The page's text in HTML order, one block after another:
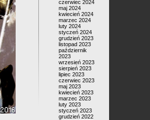
czerwiec 2024
maj 2024
kwiecień 2024
marzec 2024
luty 2024
styczeń 2024
grudzień 2023
listopad 2023
październik
2023
wrzesień 2023
sierpień 2023
lipiec 2023
czerwiec 2023
maj 2023
kwiecień 2023
marzec 2023
luty 2023
styczeń 2023
grudzień 2022